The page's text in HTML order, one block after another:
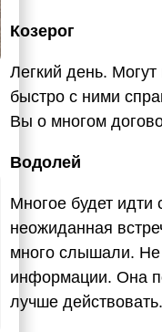
Козерог
Легкий день.
быстро с ними
Вы о многом
Водолей
Многое будет
неожиданная
много слышали. Не
информации. Она
лучше действовать.